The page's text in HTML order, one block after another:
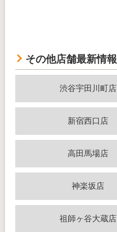
その他店舗最新情報
渋谷宇田川町店
新宿西口店
高田馬場店
神楽坂店
祖師ヶ谷大蔵店